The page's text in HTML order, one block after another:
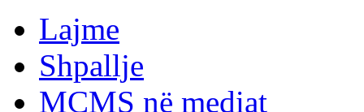
Lajme
Shpallje
MCMS në mediat